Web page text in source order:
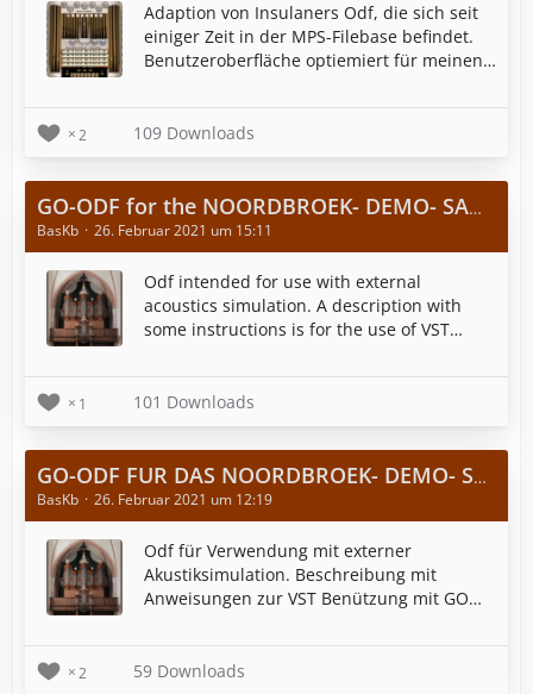
Adaption von Insulaners Odf, die sich seit
einiger Zeit in der MPS-Filebase befindet.
Benutzeroberfläche optiemiert für meinen
passenden Hintergrund. Stereo und
Surround Versionen.
2 109 Downloads
GO-ODF for the NOORDBROEK- DEMO- SAMPLE- SET by SONUS PARADISI
BasKb 26. Februar 2021 um 15:11
Odf intended for use with external
acoustics simulation. A description with
some instructions is for the use of VST
1 101 Downloads
GO-ODF FUR DAS NOORDBROEK- DEMO- SAMPLE- SET VON SONUS PARADISI (TROCKEN!)
BasKb 26. Februar 2021 um 12:19
Odf für Verwendung mit externer
Akustiksimulation. Beschreibung mit
Anweisungen zur VST Benützung mit GO
2 59 Downloads